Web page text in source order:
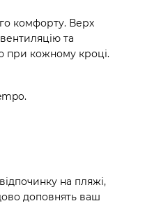
комфорту. Верх
та
при кожному кроці.
на пляжі,
доповнять ваш